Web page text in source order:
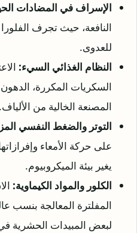
الإسراف في المضادات
النافعة، حيث تجرف الفلورا
للعدوى.
النظام الغذائي السيء:
السكريات المكررة، الدهون
المصنعة الخالية من الألياف.
التوتر والضغط النفسي
على حركة الأمعاء
يغير بيئة الميكروبيوم.
الكلور والمواد الكيماوية:
المفلترة المعالجة بنسب
لبعض المبيدات الحشرية